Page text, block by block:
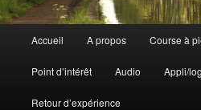
principal
Accueil A propos Course à
Point d’intérêt Audio Appli/
Retour d’expérience